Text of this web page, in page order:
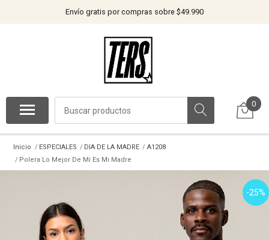
Envío gratis por compras sobre $49.990
0
Inicio ESPECIALES DIA DE LA MADRE
A1208
Polera Lo Mejor De Mi Es Mi Madre
-25%